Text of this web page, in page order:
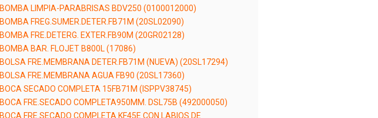
BOMBA LIMPIA-PARABRISAS BDV250 (0100012000)
BOMBA FREG.SUMER.DETER.FB71M (20SL02090)
BOMBA FRE.DETERG. EXTER.FB90M (20GR02128)
BOMBA BAR. FLOJET B800L (17086)
BOLSA FRE.MEMBRANA DETER.FB71M (NUEVA) (20SL17294)
BOLSA FRE.MEMBRANA AGUA FB90 (20SL17360)
BOCA SECADO COMPLETA 15FB71M (ISPPV38745)
BOCA FRE.SECADO COMPLETA950MM. DSL75B (492000050)
BOCA FRE.SECADO COMPLETA KF45E CON LABIOS DE